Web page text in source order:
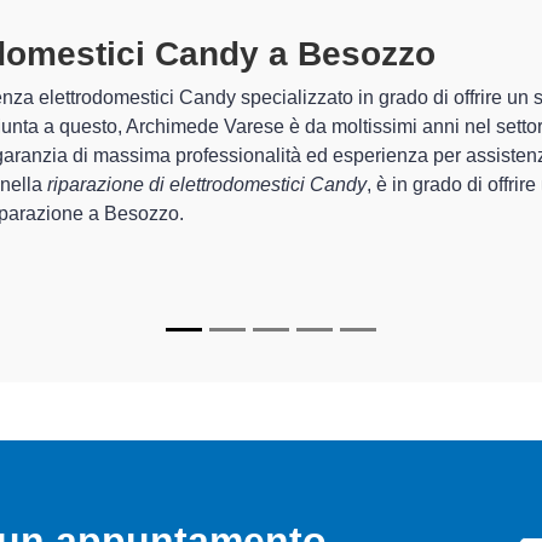
Tecnici Elettrodomestici Candy
I tecnici specializzati di Archimede Varese sono in grado
quel che riguarda la sistemazione e lariparazione del
funzionamento degli apparecchi.
In più,i tecnici Candy specializzatidi Archimede Varese
riparare per farli tornare perfettamente funzionanti e durare